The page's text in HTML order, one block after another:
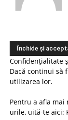
Confidențialitate
Dacă continui să
utilizarea lor.
Pentru a afla mai
urile, uită-te aici: